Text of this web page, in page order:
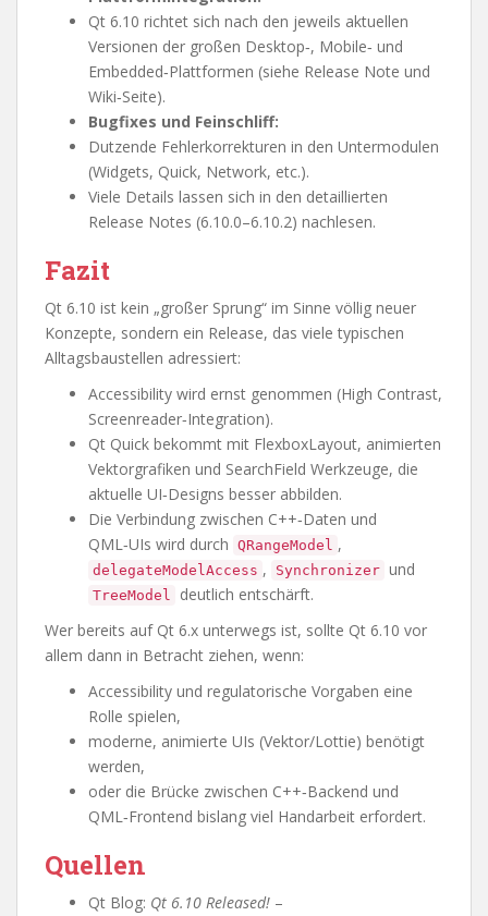
Qt 6.10 richtet sich nach den jeweils aktuellen
Versionen der großen Desktop‑, Mobile‑ und
Embedded‑Plattformen (siehe Release Note und
Wiki‑Seite).
Bugfixes und Feinschliff:
Dutzende Fehlerkorrekturen in den Untermodulen
(Widgets, Quick, Network, etc.).
Viele Details lassen sich in den detaillierten
Release Notes (6.10.0–6.10.2) nachlesen.
Fazit
Qt 6.10 ist kein „großer Sprung“ im Sinne völlig neuer
Konzepte, sondern ein Release, das viele typischen
Alltagsbaustellen adressiert:
Accessibility wird ernst genommen (High Contrast,
Screenreader‑Integration).
Qt Quick bekommt mit FlexboxLayout, animierten
Vektorgrafiken und SearchField Werkzeuge, die
aktuelle UI‑Designs besser abbilden.
Die Verbindung zwischen C++‑Daten und
QML‑UIs wird durch QRangeModel ,
delegateModelAccess , Synchronizer und
TreeModel
deutlich entschärft.
Wer bereits auf Qt 6.x unterwegs ist, sollte Qt 6.10 vor
allem dann in Betracht ziehen, wenn:
Accessibility und regulatorische Vorgaben eine
Rolle spielen,
moderne, animierte UIs (Vektor/Lottie) benötigt
werden,
oder die Brücke zwischen C++‑Backend und
QML‑Frontend bislang viel Handarbeit erfordert.
Quellen
Qt Blog: Qt 6.10 Released! –